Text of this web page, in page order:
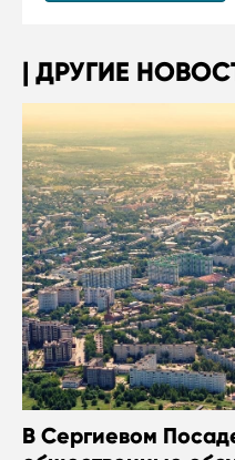
ДРУГИЕ
В Сергиевом